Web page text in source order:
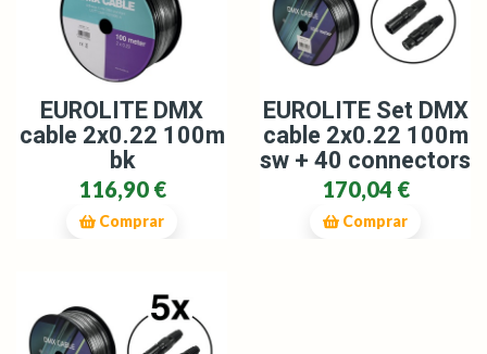
EUROLITE DMX
cable 2x0.22 100m
bk
116,90 €
Comprar
EUROLITE Set DMX
cable 2x0.22 100m
sw + 40 connectors
170,04 €
Comprar